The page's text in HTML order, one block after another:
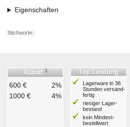
Eigenschaften
Stichworte:
Rabatt 1
600 €
2%
1000 €
4%
Top Leistung
Lagerware in 36
Stunden ver­sand­
fertig
riesiger Lager­
bestand
kein Mindest­
bestell­wert